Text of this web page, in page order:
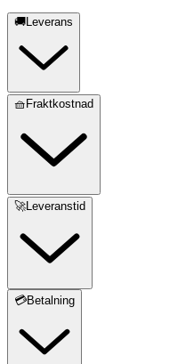
🚚Leverans
🧺Fraktkostnad
🚀Leveranstid
💳Betalning